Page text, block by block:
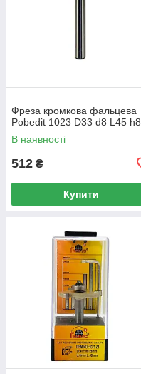
Фреза кромкова фальцева
Pobedit 1023 D33 d8 L45 h8
В наявності
512 ₴
Купити